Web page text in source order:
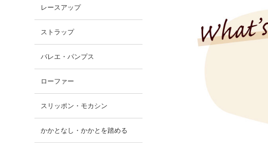
レースアップ
ストラップ
バレエ・パンプス
ローファー
スリッポン・モカシン
かかとなし・かかとを踏める